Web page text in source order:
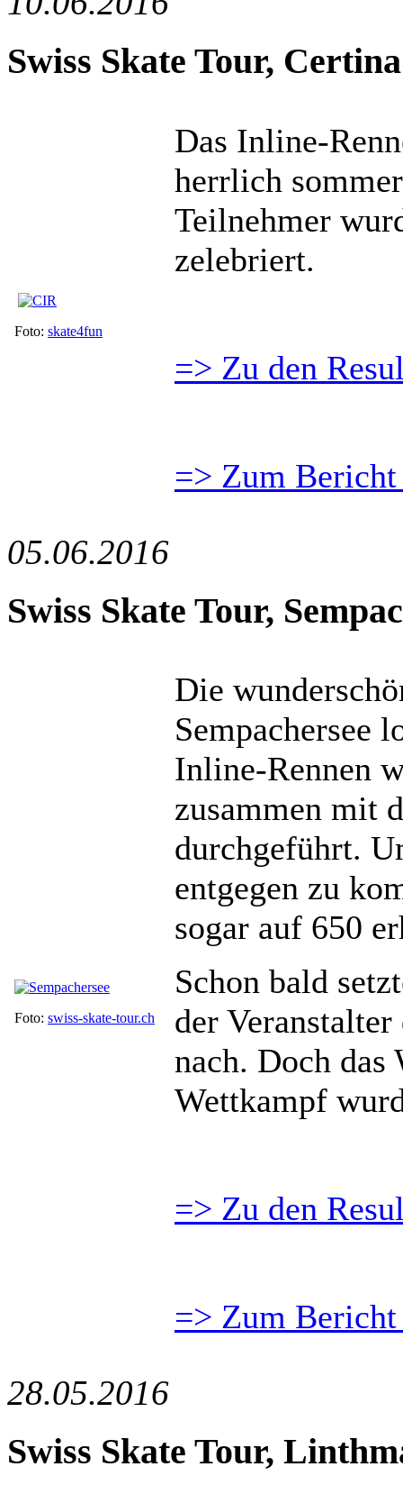
Swiss Skate Tour,
Foto: skate4fun
Das Inline-
herrlich
Teilnehmer
zelebriert.
=> Zu den
=> Zum
05.06.2016
Swiss Skate Tour,
Foto: swiss-skate-tour.ch
Die
Sempachersee
Inline-Rennen
zusammen mit
durchgeführt.
entgegen zu
sogar auf 650
Schon bald
der
nach. Doch das
Wettkampf
=> Zu den
=> Zum
28.05.2016
Swiss Skate Tour,